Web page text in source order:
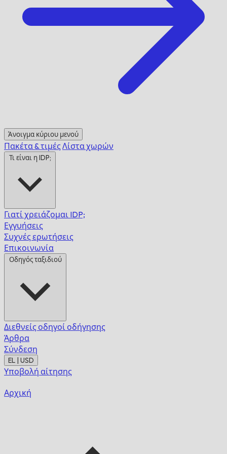
Άνοιγμα κύριου μενού
Πακέτα & τιμέςΛίστα χωρών
Τι είναι η IDP;
Γιατί χρειάζομαι IDP;
Εγγυήσεις
Συχνές ερωτήσεις
Επικοινωνία
Οδηγός ταξιδιού
Διεθνείς οδηγοί οδήγησης
Άρθρα
Σύνδεση
EL | USD
Υποβολή αίτησης
Αρχική